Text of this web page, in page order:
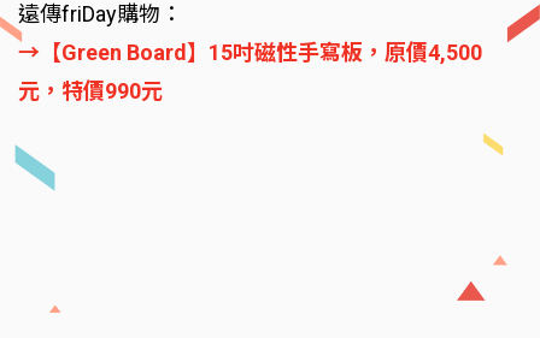
遠傳friDay購物：
→【Green Board】15吋磁性手寫板，原價4,500
元，特價990元